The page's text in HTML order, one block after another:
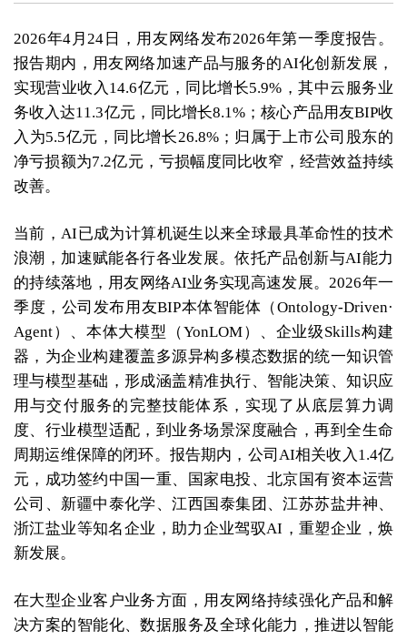
2026年4月24日，用友网络发布2026年第一季度报告。
报告期内，用友网络加速产品与服务的AI化创新发展，
实现营业收入14.6亿元，同比增长5.9%，其中云服务业
务收入达11.3亿元，同比增长8.1%；核心产品用友BIP收
入为5.5亿元，同比增长26.8%；归属于上市公司股东的
净亏损额为7.2亿元，亏损幅度同比收窄，经营效益持续
改善。
当前，AI已成为计算机诞生以来全球最具革命性的技术
浪潮，加速赋能各行各业发展。依托产品创新与AI能力
的持续落地，用友网络AI业务实现高速发展。2026年一
季度，公司发布用友BIP本体智能体（Ontology-Driven·
Agent）、本体大模型（YonLOM）、企业级Skills构建
器，为企业构建覆盖多源异构多模态数据的统一知识管
理与模型基础，形成涵盖精准执行、智能决策、知识应
用与交付服务的完整技能体系，实现了从底层算力调
度、行业模型适配，到业务场景深度融合，再到全生命
周期运维保障的闭环。报告期内，公司AI相关收入1.4亿
元，成功签约中国一重、国家电投、北京国有资本运营
公司、新疆中泰化学、江西国泰集团、江苏苏盐井神、
浙江盐业等知名企业，助力企业驾驭AI，重塑企业，焕
新发展。
在大型企业客户业务方面，用友网络持续强化产品和解
决方案的智能化、数据服务及全球化能力，推进以智能